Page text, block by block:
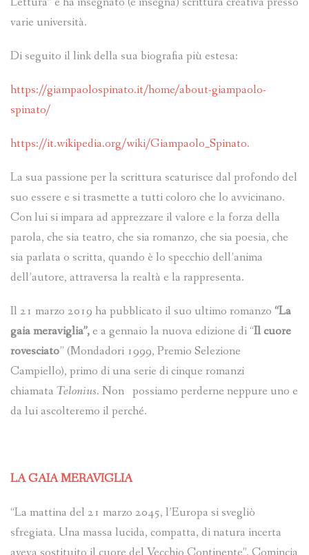
varie università.
Di seguito il link della sua biografia più estesa:
https://giampaolospinato.it/home/about-giampaolo-
spinato/
https://it.wikipedia.org/wiki/Giampaolo_Spinato.
La sua passione per la scrittura scaturisce dal profondo del
suo essere e si trasmette a tutti coloro che lo avvicinano.
Con lui si impara ad apprezzare il valore e la forza della
parola, che sia teatro, che sia romanzo, che sia poesia, che
sia parlata o scritta, quando è lo specchio dell’anima
dell’autore, attraversa la realtà e la rappresenta.
Il 21 marzo 2019 ha pubblicato il suo ultimo romanzo “La
gaia meraviglia”,e a gennaio la nuova edizione di “Il cuore
rovesciato” (Mondadori 1999, Premio Selezione
Campiello), primo di una serie di cinque romanzi
chiamata Telonius. Non possiamo perderne neppure uno e
da lui ascolteremo il perché.
LA GAIA MERAVIGLIA
“La mattina del 21 marzo 2045, l’Europa si svegliò
sfregiata. Una massa lucida, compatta, di natura incerta